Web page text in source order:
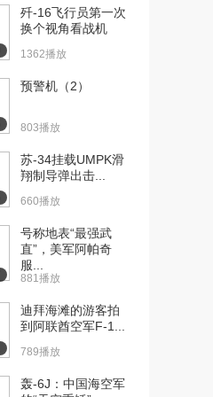
歼-16飞行员第一次
换个视角看战机
1362播放
预警机（2）
803播放
苏-34挂载UMPK滑
翔制导弹出击...
660播放
号称地表“最强武
直”，美军阿帕奇
服...
881播放
迪拜海滩的游客拍
到阿联酋空军F-1...
789播放
轰-6J：中国海空军